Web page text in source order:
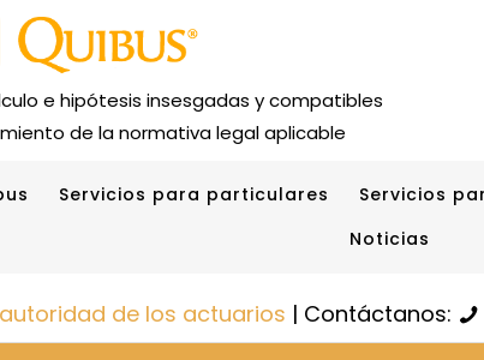
e hipótesis insesgadas y compatibles
de la normativa legal aplicable
Servicios para particulares Servicios
Noticias
de los actuarios | Contáctanos: